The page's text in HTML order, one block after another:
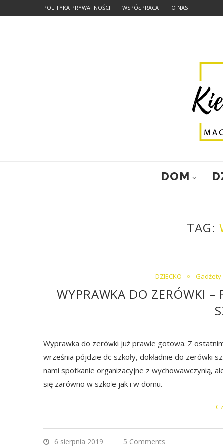
POLITYKA PRYWATNOŚCI WSPÓŁPRACA O NAS
DOM
TAG:
DZIECKO Gadżety
WYPRAWKA DO ZERÓWKI –
Wyprawka do zerówki już prawie gotowa. Z
września pójdzie do szkoły, dokładnie do zerówki
nami spotkanie organizacyjne z wychowawczynią,
się zarówno w szkole jak i w domu.
6 sierpnia 2019 5 Comments